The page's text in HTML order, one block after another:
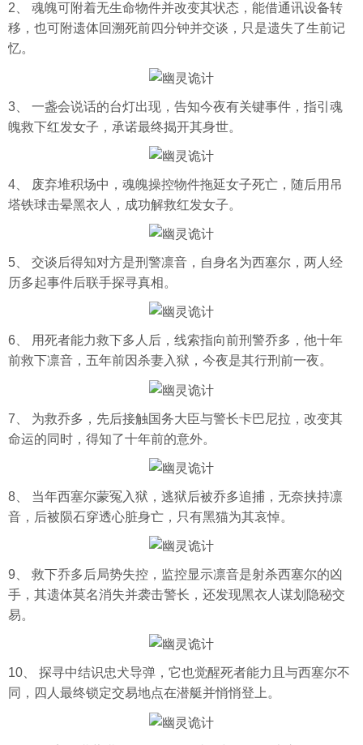
2、 魂魄可附着无生命物件并改变其状态，能借通讯设备转
移，也可附遗体回溯死前四分钟并交谈，只是遗失了生前记
忆。
3、 一盏会说话的台灯出现，告知今夜有关键事件，指引魂
魄救下红发女子，承诺最终揭开其身世。
4、 废弃堆积场中，魂魄操控物件拖延女子死亡，随后用吊
塔铁球击晕黑衣人，成功解救红发女子。
5、 交谈后得知对方是刑警凛音，自身名为西塞尔，两人经
历多起事件后联手探寻真相。
6、 用死者能力救下多人后，线索指向前刑警乔多，他十年
前救下凛音，五年前因杀妻入狱，今夜是其行刑前一夜。
7、 为救乔多，先后接触国务大臣与警长卡巴尼拉，改变其
命运的同时，得知了十年前的意外。
8、 当年西塞尔蒙冤入狱，逃狱后被乔多追捕，无奈挟持凛
音，后被陨石穿透心脏身亡，只有黑猫为其哀悼。
9、 救下乔多后局势失控，监控显示凛音是射杀西塞尔的凶
手，其遗体莫名消失并袭击警长，还发现黑衣人谋划隐秘交
易。
10、 探寻中结识忠犬导弹，它也觉醒死者能力且与西塞尔不
同，四人最终锁定交易地点在潜艇并悄悄登上。